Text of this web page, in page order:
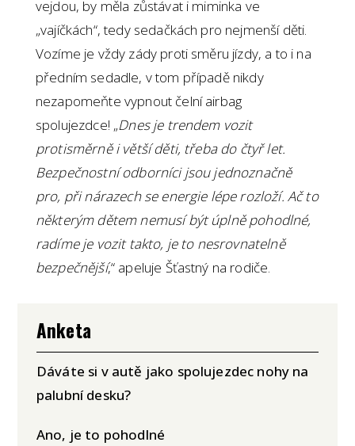
vejdou, by měla zůstávat i miminka ve
„vajíčkách“, tedy sedačkách pro nejmenší děti.
Vozíme je vždy zády proti směru jízdy, a to i na
předním sedadle, v tom případě nikdy
nezapomeňte vypnout čelní airbag
spolujezdce! „Dnes je trendem vozit
protisměrně i větší děti, třeba do čtyř let.
Bezpečnostní odborníci jsou jednoznačně
pro, při nárazech se energie lépe rozloží. Ač to
některým dětem nemusí být úplně pohodlné,
radíme je vozit takto, je to nesrovnatelně
bezpečnější,“ apeluje Šťastný na rodiče.
Anketa
Dáváte si v autě jako spolujezdec nohy na
palubní desku?
Ano, je to pohodlné